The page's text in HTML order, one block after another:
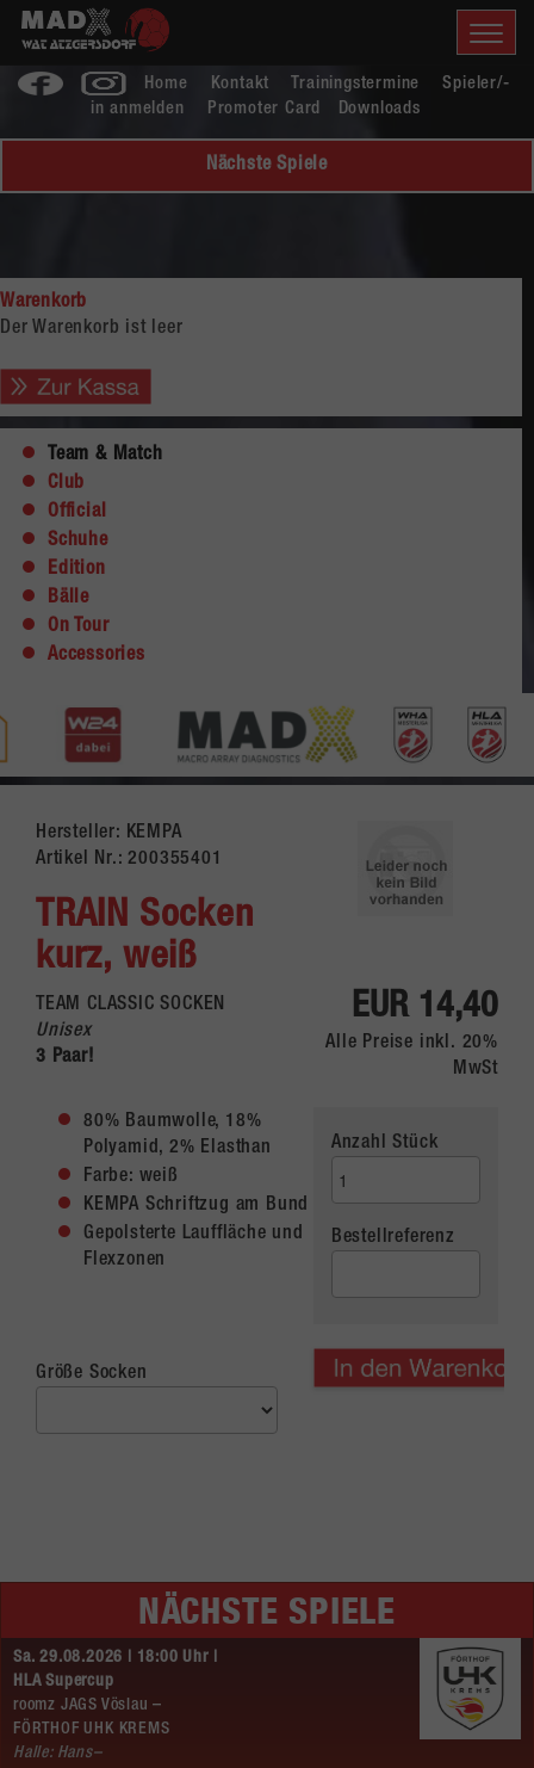
Home Kontakt Trainingstermine
Spieler/-
in anmelden
Promoter Card Downloads
Nächste Spiele
Warenkorb
Der Warenkorb ist leer
Team & Match
Club
Official
Schuhe
Edition
Bälle
On Tour
Accessories
Hersteller: KEMPA
Artikel Nr.:200355401
TRAIN Socken
kurz, weiß
TEAM CLASSIC SOCKEN
Unisex
3 Paar!
80% Baumwolle, 18%
Polyamid, 2% Elasthan
Farbe: weiß
KEMPA Schriftzug am Bund
Gepolsterte Lauffläche und
Flexzonen
Größe Socken
EUR 14,40
Alle Preise inkl. 20%
MwSt
Anzahl Stück
Bestellreferenz
NÄCHSTE SPIELE
Sa. 29.08.2026 | 18:00 Uhr |
HLA Supercup
roomz JAGS Vöslau –
FÖRTHOF UHK KREMS
Halle: Hans–